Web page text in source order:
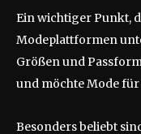
Ein wichtiger Punkt,
Modeplattformen
Größen und
und möchte Mode
Besonders beliebt